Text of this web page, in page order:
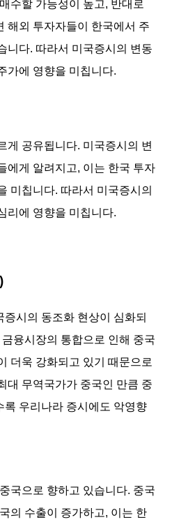
수할 가능성이 높고, 반대로
해외 투자자들이 한국에서 주
니다. 따라서 미국증시의 변동
가에 영향을 미칩니다.
게 공유됩니다. 미국증시의 변
에게 알려지고, 이는 한국 투자
미칩니다. 따라서 미국증시의
리에 영향을 미칩니다.
시의 동조화 현상이 심화되
융시장의 통합으로 인해 중국
더욱 강화되고 있기 때문으로
대 무역국가가 중국인 만큼 중
록 우리나라 증시에도 악영향
국으로 향하고 있습니다. 중국
의 수출이 증가하고, 이는 한